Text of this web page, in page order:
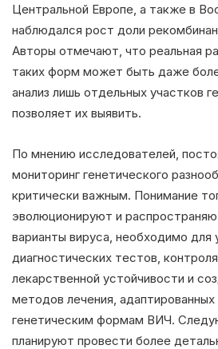
Центральной Европе, а также в
наблюдался рост доли
Авторы отмечают, что реальная
таких форм может быть даже
анализ лишь отдельных участков
позволяет их выявить.
По мнению исследователей,
мониторинг генетического
критически важным. Понимание
эволюционируют и
варианты вируса, необходимо для
диагностических тестов,
лекарственной устойчивости и
методов лечения,
генетическим формам ВИЧ.
планируют провести более